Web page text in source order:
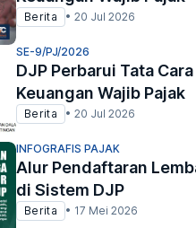
Berita • 20 Jul 2026
SE-9/PJ/2026
DJP Perbarui Tata
Keuangan Wajib Pajak
Berita • 20 Jul 2026
INFOGRAFIS PAJAK
Alur Pendaftaran
di Sistem DJP
Berita • 17 Mei 2026